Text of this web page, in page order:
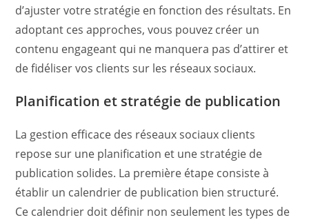
d’ajuster votre stratégie en fonction des résultats. En
adoptant ces approches, vous pouvez créer un
contenu engageant qui ne manquera pas d’attirer et
de fidéliser vos clients sur les réseaux sociaux.
Planification et stratégie de publication
La gestion efficace des réseaux sociaux clients
repose sur une planification et une stratégie de
publication solides. La première étape consiste à
établir un calendrier de publication bien structuré.
Ce calendrier doit définir non seulement les types de